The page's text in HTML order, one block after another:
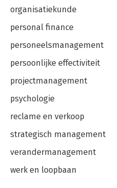
organisatiekunde
personal finance
personeelsmanagement
persoonlijke effectiviteit
projectmanagement
psychologie
reclame en verkoop
strategisch management
verandermanagement
werk en loopbaan